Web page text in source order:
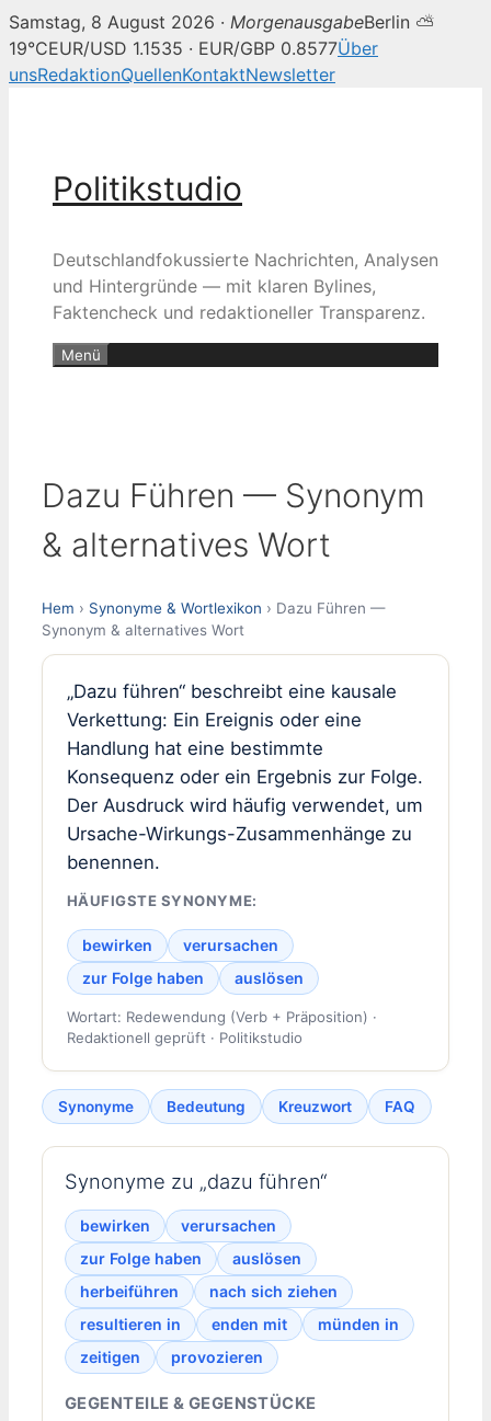
Samstag, 8 August 2026 · MorgenausgabeBerlin ⛅
19°CEUR/USD 1.1535 · EUR/GBP 0.8577Über
unsRedaktionQuellenKontaktNewsletter
Politikstudio
Deutschlandfokussierte Nachrichten, Analysen
und Hintergründe — mit klaren Bylines,
Faktencheck und redaktioneller Transparenz.
Menü
Dazu Führen — Synonym
& alternatives Wort
Hem › Synonyme & Wortlexikon › Dazu Führen —
Synonym & alternatives Wort
„Dazu führen“ beschreibt eine kausale
Verkettung: Ein Ereignis oder eine
Handlung hat eine bestimmte
Konsequenz oder ein Ergebnis zur Folge.
Der Ausdruck wird häufig verwendet, um
Ursache-Wirkungs-Zusammenhänge zu
benennen.
HÄUFIGSTE SYNONYME:
bewirken
verursachen
zur Folge haben
auslösen
Wortart: Redewendung (Verb + Präposition) ·
Redaktionell geprüft · Politikstudio
Synonyme Bedeutung Kreuzwort FAQ
Synonyme zu „dazu führen“
bewirken
verursachen
zur Folge haben
auslösen
herbeiführen
nach sich ziehen
resultieren in
enden mit
münden in
zeitigen
provozieren
GEGENTEILE & GEGENSTÜCKE